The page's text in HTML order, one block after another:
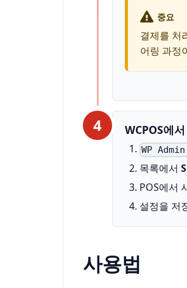
중요
결제를 처
어링 과정
4 WCPOS에
WP
목록에서
POS에서
설정을 저
사용법